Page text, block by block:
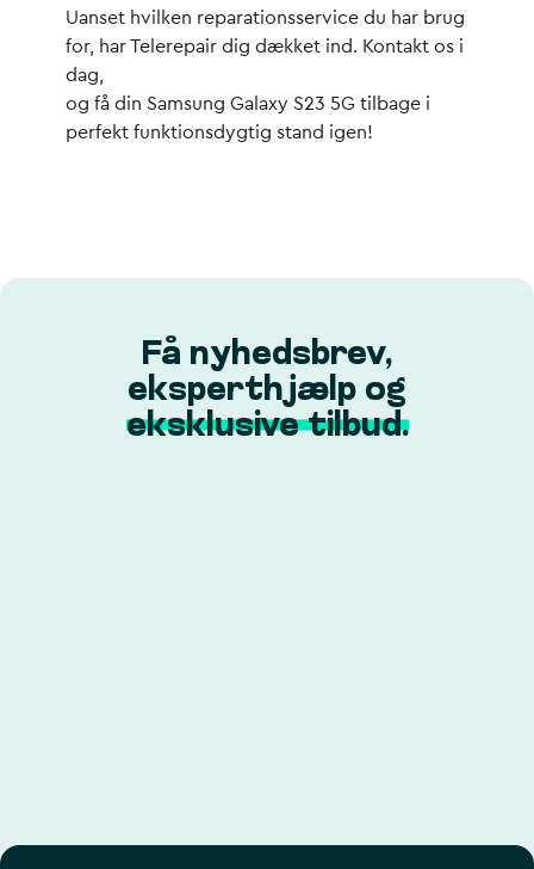
Uanset hvilken reparationsservice du har brug
for, har Telerepair dig dækket ind. Kontakt os i
dag,
og få din Samsung Galaxy S23 5G tilbage i
perfekt funktionsdygtig stand igen!
Få nyhedsbrev,
eksperthjælp og
eksklusive tilbud.